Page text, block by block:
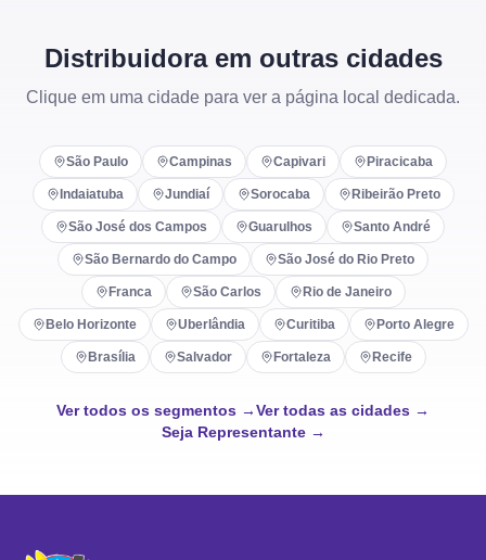
Distribuidora em outras cidades
Clique em uma cidade para ver a página local dedicada.
São Paulo Campinas Capivari Piracicaba
Indaiatuba Jundiaí Sorocaba Ribeirão Preto
São José dos Campos Guarulhos Santo André
São Bernardo do Campo São José do Rio Preto
Franca São Carlos Rio de Janeiro
Belo Horizonte Uberlândia Curitiba Porto Alegre
Brasília Salvador Fortaleza Recife
Ver todos os segmentos →Ver todas as cidades →
Seja Representante →